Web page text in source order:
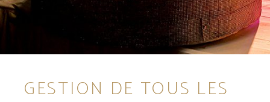
GESTION DE TOUS LES